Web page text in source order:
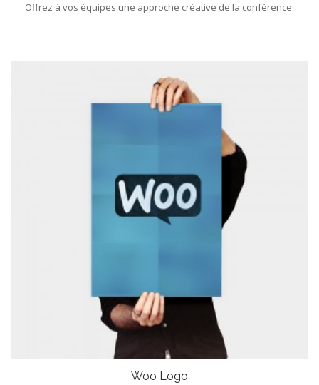
Offrez à vos équipes une approche créative de la conférence.
Woo Logo